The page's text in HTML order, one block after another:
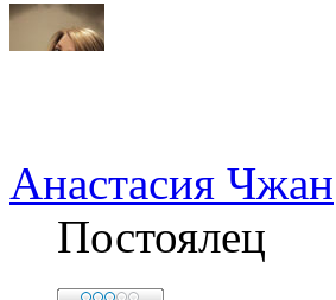
Анастасия Чжан
Постоялец